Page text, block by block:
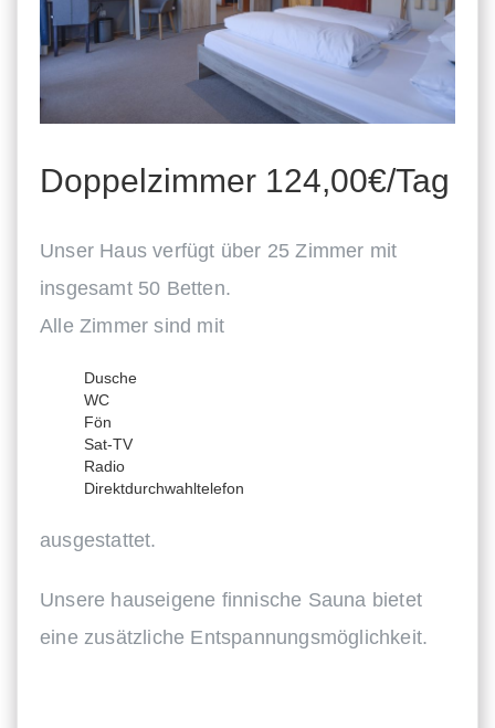
Doppelzimmer 124,00€/Tag
Unser Haus verfügt über 25 Zimmer mit
insgesamt 50 Betten.
Alle Zimmer sind mit
Dusche
WC
Fön
Sat-TV
Radio
Direktdurchwahltelefon
ausgestattet.
Unsere hauseigene finnische Sauna bietet
eine zusätzliche Entspannungsmöglichkeit.